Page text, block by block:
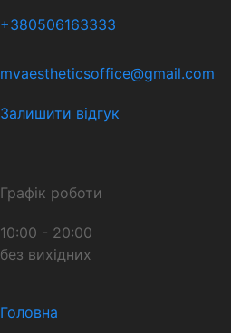
+380506163333
mvaestheticsoffice@gmail.com
Залишити відгук
Графік роботи
10:00 - 20:00
без вихідних
Головна